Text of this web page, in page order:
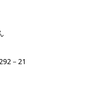
－21